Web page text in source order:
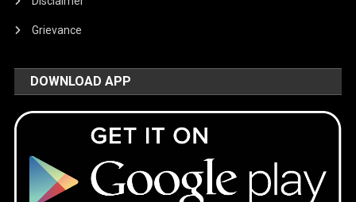
Grievance
DOWNLOAD APP